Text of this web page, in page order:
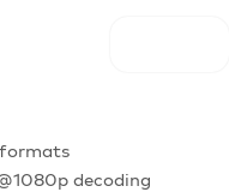
decoding